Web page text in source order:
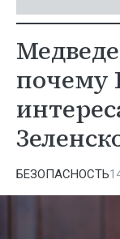
почему
БЕЗОПАСНОСТЬ